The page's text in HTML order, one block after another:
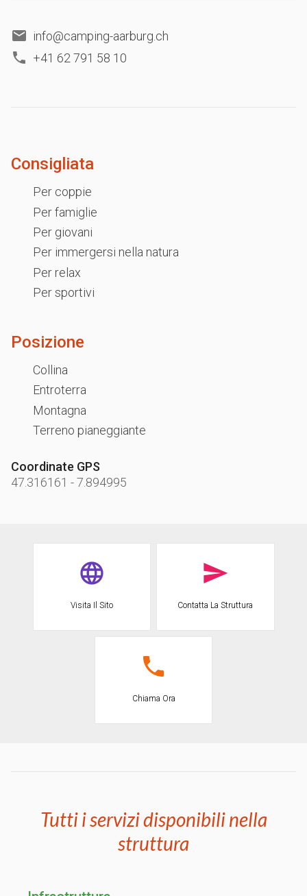
info@camping-aarburg.ch
+41 62 791 58 10
Consigliata
Per coppie
Per famiglie
Per giovani
Per immergersi nella natura
Per relax
Per sportivi
Posizione
Collina
Entroterra
Montagna
Terreno pianeggiante
Coordinate GPS
47.316161 -7.894995
Visita Il Sito Contatta La Struttura
Chiama Ora
Tutti i servizi disponibili nella
struttura